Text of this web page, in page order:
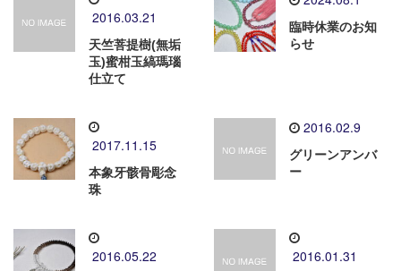
2016.03.21
天竺菩提樹(無垢
玉)蜜柑玉縞瑪瑙
仕立て
臨時休業のお知
らせ
2017.11.15
本象牙骸骨彫念
珠
2016.02.9
グリーンアンバ
ー
2016.05.22 2016.01.31